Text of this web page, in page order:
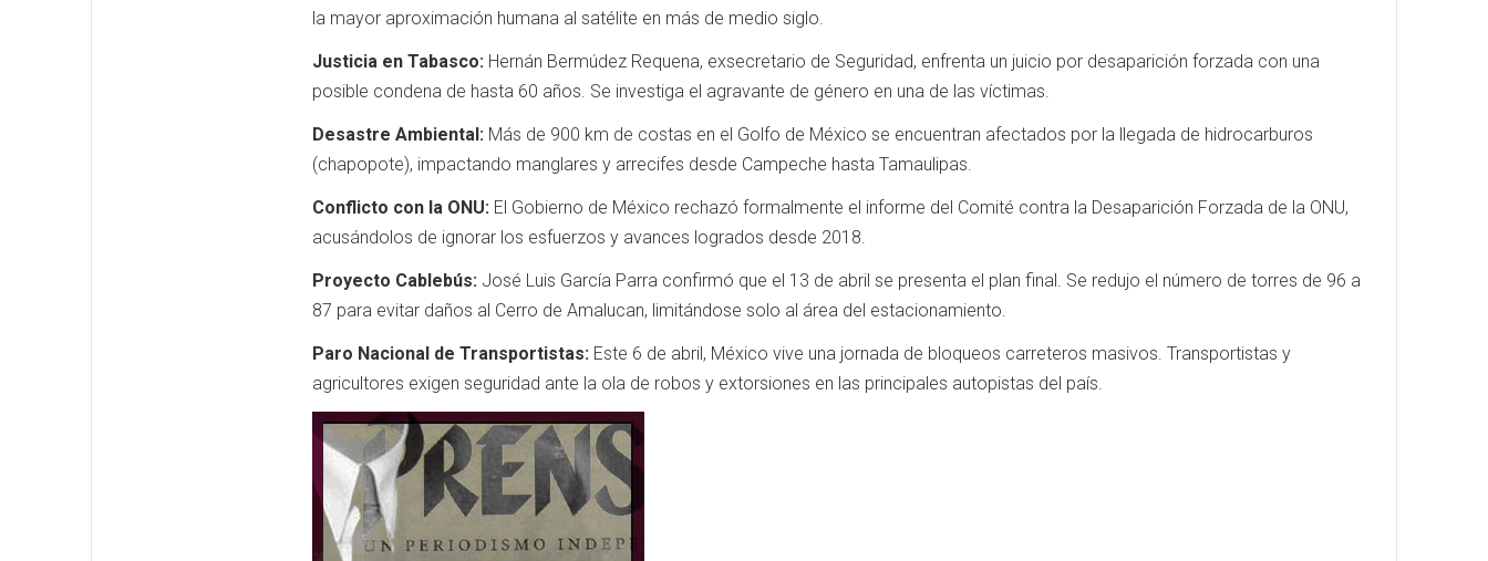
la mayor aproximación humana al satélite en más de medio siglo.
Justicia en Tabasco: Hernán Bermúdez Requena, exsecretario de Seguridad, enfrenta un juicio por desaparición forzada con una
posible condena de hasta 60 años. Se investiga el agravante de género en una de las víctimas.
Desastre Ambiental: Más de 900 km de costas en el Golfo de México se encuentran afectados por la llegada de hidrocarburos
(chapopote), impactando manglares y arrecifes desde Campeche hasta Tamaulipas.
Conflicto con la ONU: El Gobierno de México rechazó formalmente el informe del Comité contra la Desaparición Forzada de la ONU,
acusándolos de ignorar los esfuerzos y avances logrados desde 2018.
Proyecto Cablebús: José Luis García Parra confirmó que el 13 de abril se presenta el plan final. Se redujo el número de torres de 96 a
87 para evitar daños al Cerro de Amalucan, limitándose solo al área del estacionamiento.
Paro Nacional de Transportistas: Este 6 de abril, México vive una jornada de bloqueos carreteros masivos. Transportistas y
agricultores exigen seguridad ante la ola de robos y extorsiones en las principales autopistas del país.